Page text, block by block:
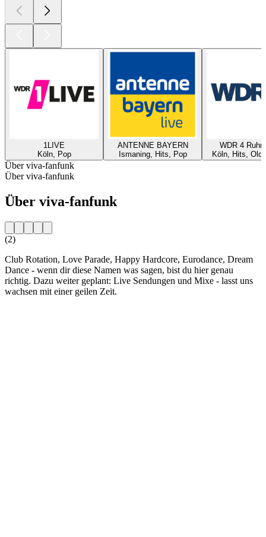
1LIVE
Köln, Pop
ANTENNE BAYERN
Ismaning, Hits, Pop
WDR 4
Köln, Hits,
Über viva-fanfunk
Über viva-fanfunk
Über viva-fanfunk
(2)
Club Rotation, Love Parade, Happy Hardcore, Eurodance, Dream
Dance - wenn dir diese Namen was sagen, bist du hier genau
richtig. Dazu weiter geplant: Live Sendungen und Mixe - lasst uns
wachsen mit einer geilen Zeit.